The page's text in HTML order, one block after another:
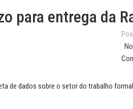
para entrega da
de dados sobre o setor do trabalho